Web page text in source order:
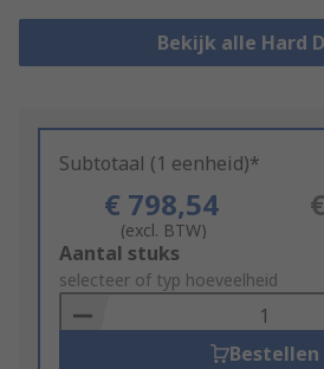
Bekijk alle Hard
Subtotaal (1 eenheid)*
€ 798,54
(excl. BTW)
Add
to
Basket
Aantal stuks
selecteer of typ hoeveelheid
Bestellen